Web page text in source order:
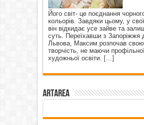
Його світ- це поєднання
кольорів. Завдяки цьому, у
він відкидає усе зайве та
суть. Переїхавши з Запоріжжя
Львова, Максим розпочав свою
творчість, не маючи
художньої освіти.
[…]
ArtArea